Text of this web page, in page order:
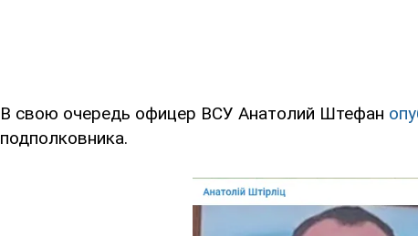
В свою очередь офицер ВСУ Анатолий Штефан
подполковника.